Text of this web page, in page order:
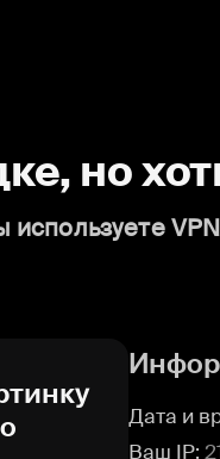
но
Дата и
Ваш IP: